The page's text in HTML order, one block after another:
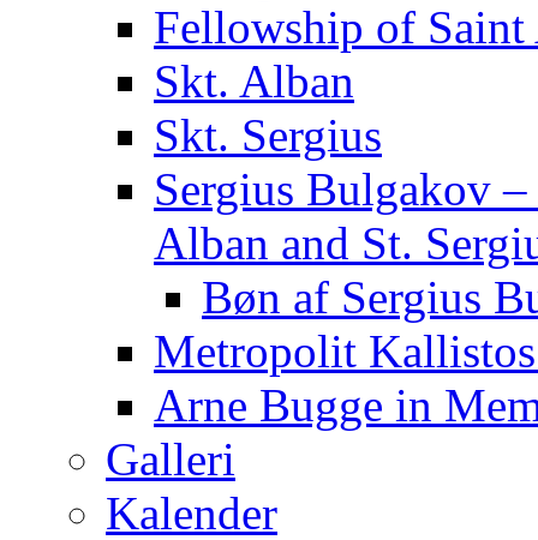
Fellowship of Saint
Skt. Alban
Skt. Sergius
Sergius Bulgakov
Alban and St.
Bøn af Sergius
Metropolit Kallistos
Arne Bugge in
Galleri
Kalender